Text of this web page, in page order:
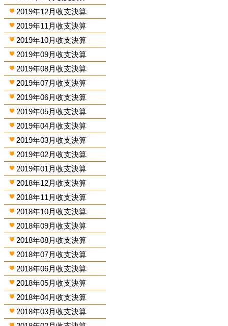
2019年12月收支決算
2019年11月收支決算
2019年10月收支決算
2019年09月收支決算
2019年08月收支決算
2019年07月收支決算
2019年06月收支決算
2019年05月收支決算
2019年04月收支決算
2019年03月收支決算
2019年02月收支決算
2019年01月收支決算
2018年12月收支決算
2018年11月收支決算
2018年10月收支決算
2018年09月收支決算
2018年08月收支決算
2018年07月收支決算
2018年06月收支決算
2018年05月收支決算
2018年04月收支決算
2018年03月收支決算